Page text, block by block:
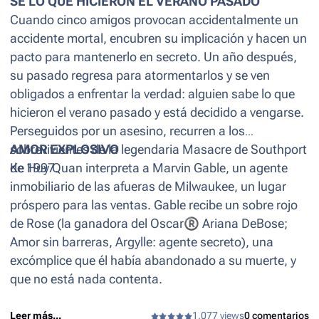
Cuando cinco amigos provocan accidentalmente un
accidente mortal, encubren su implicación y hacen un
pacto para mantenerlo en secreto. Un año después,
su pasado regresa para atormentarlos y se ven
obligados a enfrentar la verdad: alguien sabe lo que
hicieron el verano pasado y está decidido a vengarse.
Perseguidos por un asesino, recurren a los
sobrevivientes de la legendaria Masacre de Southport
de 1997.
AMOR EXPLOSIVO
Ke Huy Quan interpreta a Marvin Gable, un agente
inmobiliario de las afueras de Milwaukee, un lugar
próspero para las ventas. Gable recibe un sobre rojo
de Rose (la ganadora del Oscar® Ariana DeBose;
Amor sin barreras, Argylle: agente secreto), una
excómplice que él había abandonado a su muerte, y
que no está nada contenta.
Leer más... 1,077 views0 comentarios